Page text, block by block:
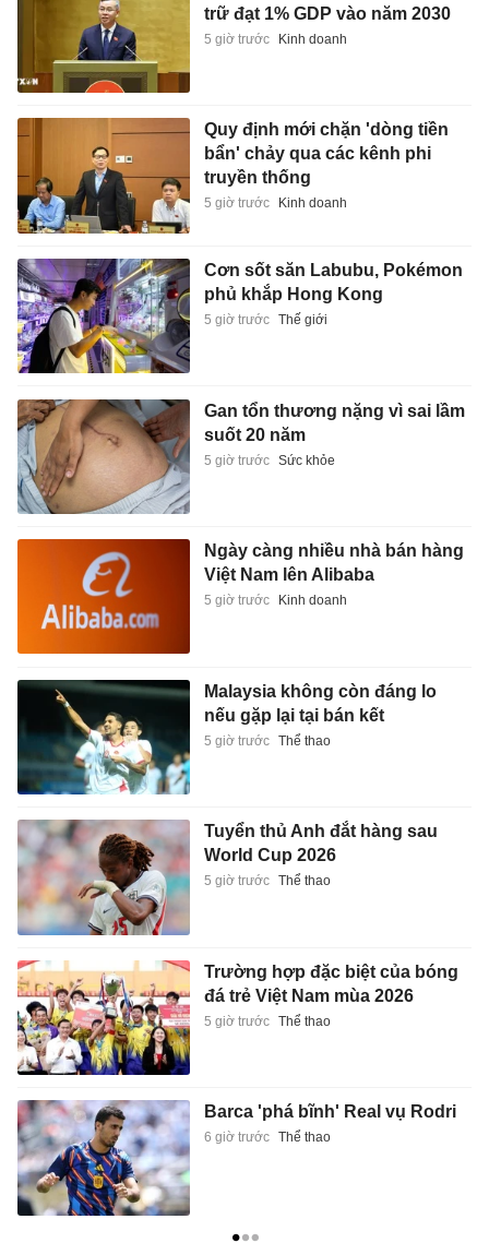
trữ đạt 1% GDP vào năm 2030
5 giờ trước Kinh doanh
Quy định mới chặn 'dòng tiền
bẩn' chảy qua các kênh phi
truyền thống
5 giờ trước Kinh doanh
Cơn sốt săn Labubu, Pokémon
phủ khắp Hong Kong
5 giờ trước Thế giới
Gan tổn thương nặng vì sai lầm
suốt 20 năm
5 giờ trước Sức khỏe
Ngày càng nhiều nhà bán hàng
Việt Nam lên Alibaba
5 giờ trước Kinh doanh
Malaysia không còn đáng lo
nếu gặp lại tại bán kết
5 giờ trước Thể thao
Tuyển thủ Anh đắt hàng sau
World Cup 2026
5 giờ trước Thể thao
Trường hợp đặc biệt của bóng
đá trẻ Việt Nam mùa 2026
5 giờ trước Thể thao
Barca 'phá bĩnh' Real vụ Rodri
6 giờ trước Thể thao